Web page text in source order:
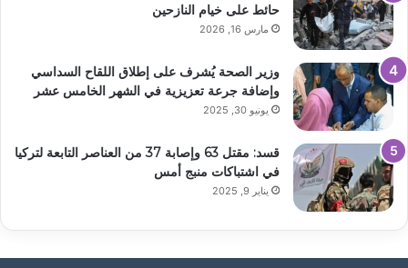
حائط على خيام النازحين
مارس 16, 2026
وزير الصحة يُشرف على إطلاق اللقاح السداسي
وإضافة جرعة تعزيزية في الشهر الخامس عشر
يونيو 30, 2025
قسد: مقتل 63 وإصابة 37 من العناصر التابعة لتركيا
في اشتباكات منبج أمس
يناير 9, 2025